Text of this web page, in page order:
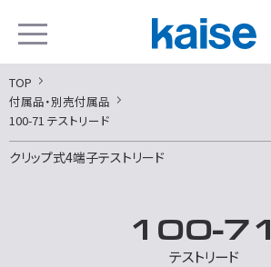
TOP
付属品・別売付属品
100-71 テストリード
クリップ式4端子テストリード
100-71
テストリード